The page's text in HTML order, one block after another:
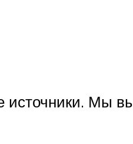
источники. Мы